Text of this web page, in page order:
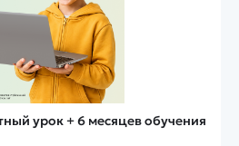
урок + 6 месяцев обучения